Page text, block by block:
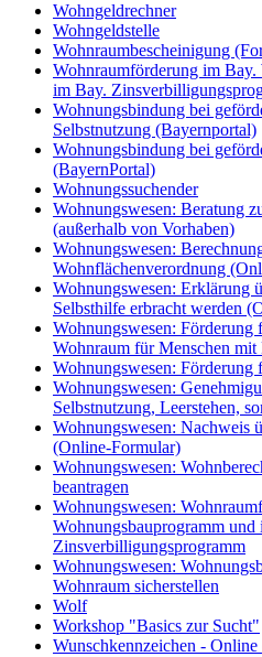
Wohngeldrechner
Wohngeldstelle
Wohnraumbescheinigung
Wohnraumförderung im Bay.
im Bay.
Wohnungsbindung bei
Selbstnutzung (Bayernportal)
Wohnungsbindung bei
(BayernPortal)
Wohnungssuchender
Wohnungswesen: Beratung
(außerhalb von Vorhaben)
Wohnungswesen:
Wohnflächenverordnung
Wohnungswesen: Erklärung
Selbsthilfe erbracht werden
Wohnungswesen: Förderung
Wohnraum für Menschen mit
Wohnungswesen: Förderung
Wohnungswesen:
Selbstnutzung, Leerstehen,
Wohnungswesen: Nachweis
(Online-Formular)
Wohnungswesen:
beantragen
Wohnungswesen:
Wohnungsbauprogramm und
Zinsverbilligungsprogramm
Wohnungswesen:
Wohnraum sicherstellen
Wolf
Workshop "Basics zur Sucht"
Wunschkennzeichen -